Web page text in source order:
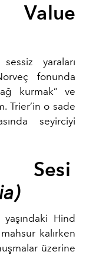
yaraları
fonunda
kurmak” ve
Trier’in o sade
seyirciyi
Sesi
Hind
kalırken
üzerine